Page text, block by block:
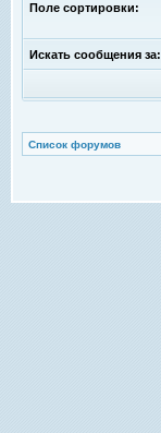
Поле сортировки:
Искать сообщения за:
Список форумов